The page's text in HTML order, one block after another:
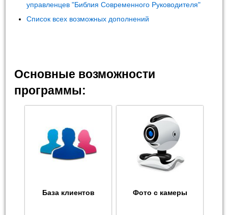
управленцев "Библия Современного Руководителя"
Список всех возможных дополнений
Основные возможности
программы:
База клиентов Фото с камеры